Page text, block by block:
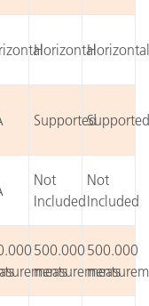
Horizontal
Supported
Not
Included
Not
Included
500.000
measurements
500.000